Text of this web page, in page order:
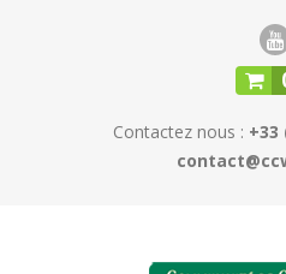
Contactez nous : +33